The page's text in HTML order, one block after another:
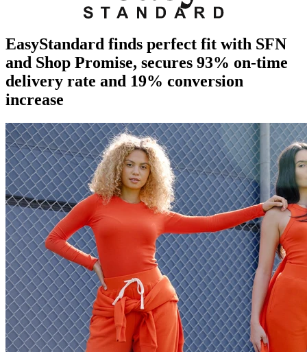
EasyStandard finds perfect fit with SFN
and Shop Promise, secures 93% on-time
delivery rate and 19% conversion
increase